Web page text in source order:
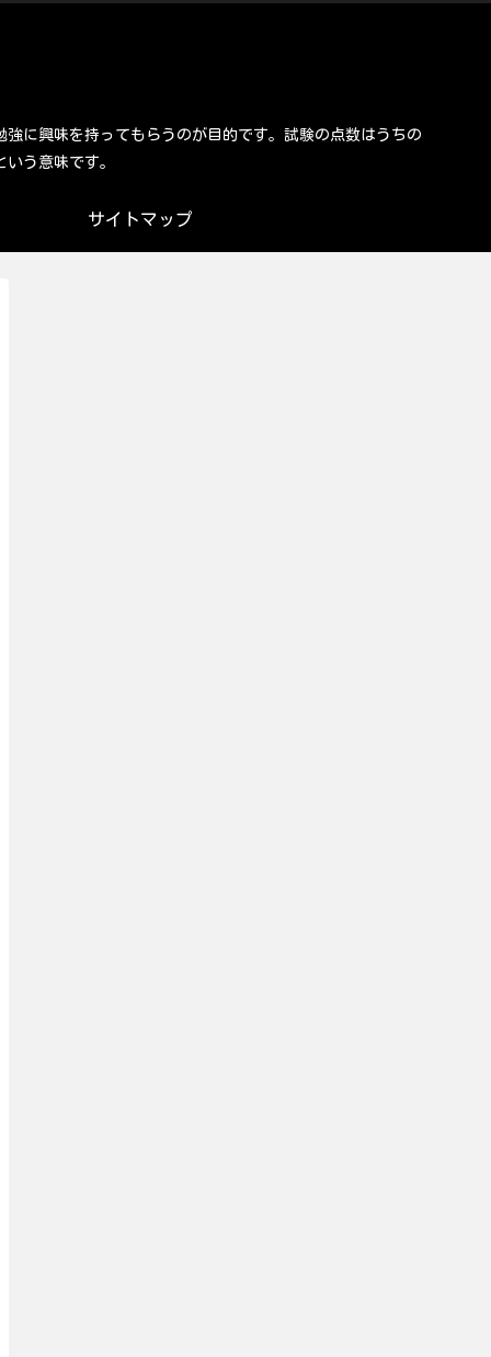
に興味を持ってもらうのが目的です。試験の点数はうちの
う意味です。
サイトマップ